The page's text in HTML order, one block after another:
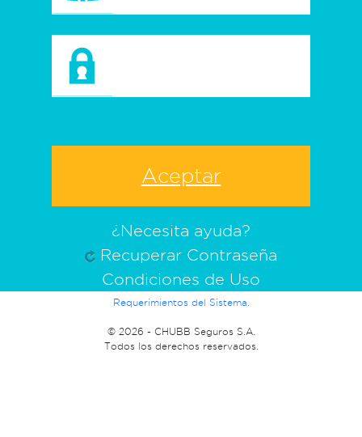
¿Necesita ayuda?
Recuperar Contraseña
Condiciones de Uso
Requerimientos del Sistema.
© 2026 - CHUBB Seguros S.A.
Todos los derechos reservados.